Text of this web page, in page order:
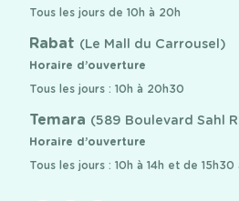
Tous les jours de 10h à 20h
Rabat (Le Mall du Carrousel)
Horaire d’ouverture
Tous les jours : 10h à 20h30
Temara (589 Boulevard Sahl
Horaire d’ouverture
Tous les jours : 10h à 14h et de 15h30